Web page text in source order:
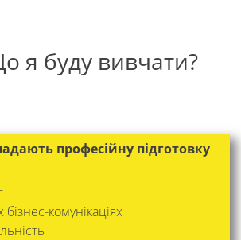
я буду вивчати?
професійну підготовку
комунікаціях